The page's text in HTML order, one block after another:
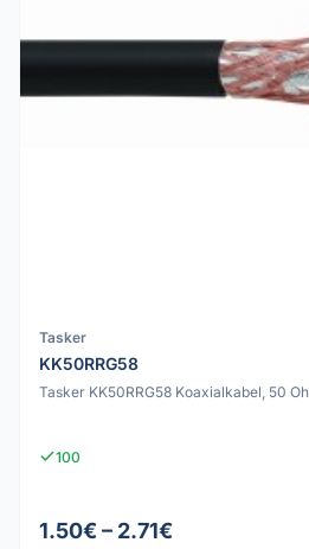
Tasker
KK50RRG58
Tasker KK50RRG58 Koaxialkabel, 50
100
1.50€ – 2.71€